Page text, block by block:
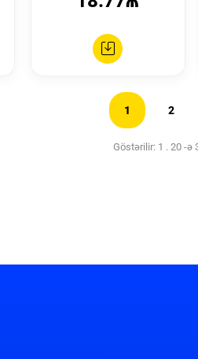
1 2
Göstərilir: 1 . 20 -ə